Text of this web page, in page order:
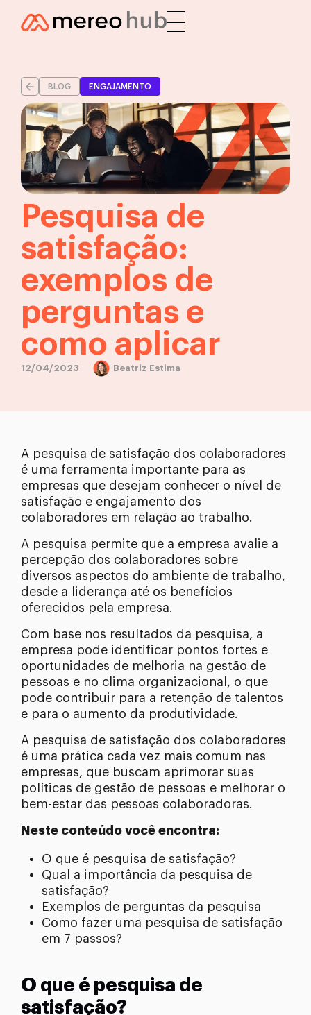
BLOG ENGAJAMENTO
Pesquisa de
satisfação:
exemplos de
perguntas e
como aplicar
12/04/2023 Beatriz Estima
A pesquisa de satisfação dos colaboradores
é uma ferramenta importante para as
empresas que desejam conhecer o nível de
satisfação e engajamento dos
colaboradores em relação ao trabalho.
A pesquisa permite que a empresa avalie a
percepção dos colaboradores sobre
diversos aspectos do ambiente de trabalho,
desde a liderança até os benefícios
oferecidos pela empresa.
Com base nos resultados da pesquisa, a
empresa pode identificar pontos fortes e
oportunidades de melhoria na gestão de
pessoas e no clima organizacional, o que
pode contribuir para a retenção de talentos
e para o aumento da produtividade.
A pesquisa de satisfação dos colaboradores
é uma prática cada vez mais comum nas
empresas, que buscam aprimorar suas
políticas de gestão de pessoas e melhorar o
bem-estar das pessoas colaboradoras.
Neste conteúdo você encontra:
O que é pesquisa de satisfação?
Qual a importância da pesquisa de
satisfação?
Exemplos de perguntas da pesquisa
Como fazer uma pesquisa de satisfação
em 7 passos?
O que é pesquisa de
satisfação?